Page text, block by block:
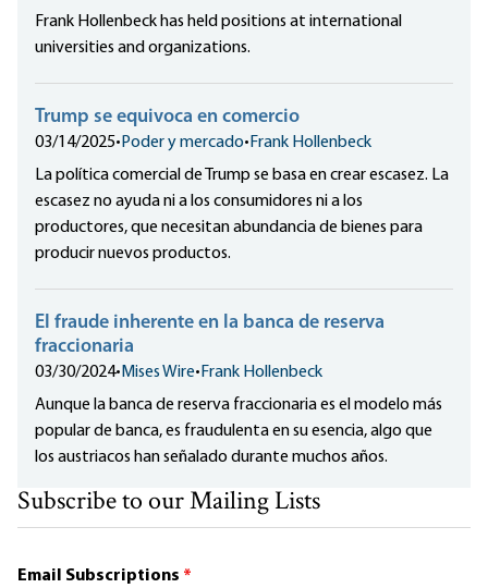
Frank Hollenbeck has held positions at international
universities and organizations.
Trump se equivoca en comercio
03/14/2025• Poder y mercado• Frank Hollenbeck
La política comercial de Trump se basa en crear escasez. La
escasez no ayuda ni a los consumidores ni a los
productores, que necesitan abundancia de bienes para
producir nuevos productos.
El fraude inherente en la banca de reserva
fraccionaria
03/30/2024• Mises Wire• Frank Hollenbeck
Aunque la banca de reserva fraccionaria es el modelo más
popular de banca, es fraudulenta en su esencia, algo que
los austriacos han señalado durante muchos años.
Subscribe to our Mailing Lists
Email Subscriptions *